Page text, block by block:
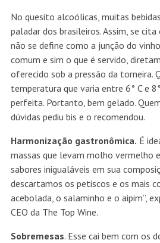
No quesito alcoólicas, muitas
paladar dos brasileiros. Assim, se cita
não se define como a junção do
comum e sim o que é servido,
oferecido sob a pressão da torneira.
temperatura que varia entre 6° C e
perfeita. Portanto, bem gelado.
dúvidas pediu bis e o recomendou.
Harmonização gastronômica. É
massas que levam molho vermelho
sabores inigualáveis em sua
descartamos os petiscos e os mais
acebolada, o salaminho e o aipim”,
CEO da The Top Wine.
Sobremesas. Esse cai bem com os